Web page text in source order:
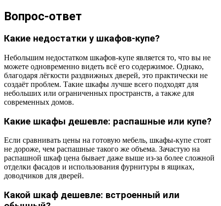
Вопрос-ответ
Какие недостатки у шкафов-купе?
Небольшим недостатком шкафов-купе является то, что вы не
можете одновременно видеть всё его содержимое. Однако,
благодаря лёгкости раздвижных дверей, это практически не
создаёт проблем. Такие шкафы лучше всего подходят для
небольших или ограниченных пространств, а также для
современных домов.
Какие шкафы дешевле: распашные или купе?
Если сравнивать цены на готовую мебель, шкафы-купе стоят
не дороже, чем распашные такого же объема. Зачастую на
распашной шкаф цена бывает даже выше из-за более сложной
отделки фасадов и использования фурнитуры в ящиках,
доводчиков для дверей.
Какой шкаф дешевле: встроенный или